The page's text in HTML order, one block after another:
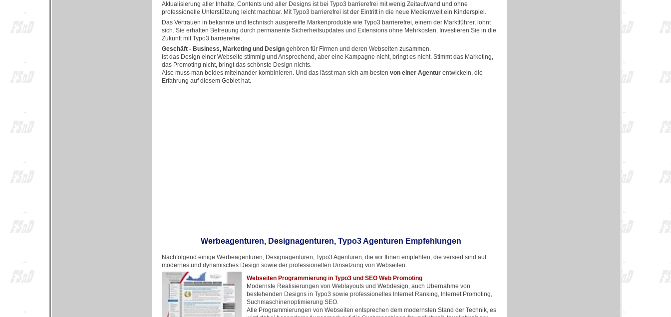
Aktualisierung aller Inhalte, Contents und aller Designs ist bei Typo3 barrierefrei mit wenig Zeitaufwand und ohne
professionelle Unterstützung leicht machbar. Mit Typo3 barrierefrei ist der Eintritt in die neue Medienwelt ein Kinderspiel.
Das Vertrauen in bekannte und technisch ausgereifte Markenprodukte wie Typo3 barrierefrei, einem der Marktführer, lohnt
sich. Sie erhalten Betreuung durch permanente Sicherheitsupdates und Extensions ohne Mehrkosten. Investieren Sie in die
Zukunft mit Typo3 barrierefrei.
Geschäft - Business, Marketing und Design gehören für Firmen und deren Webseiten zusammen.
Ist das Design einer Webseite stimmig und Ansprechend, aber eine Kampagne nicht, bringt es nicht. Stimmt das Marketing,
das Promoting nicht, bringt das schönste Design nichts.
Also muss man beides miteinander kombinieren. Und das lässt man sich am besten von einer Agentur entwickeln, die
Erfahrung auf diesem Gebiet hat.
Werbeagenturen, Designagenturen, Typo3 Agenturen Empfehlungen
Nachfolgend einige Werbeagenturen, Designagenturen, Typo3 Agenturen, die wir Ihnen empfehlen, die versiert sind auf
modernes und dynamisches Design sowie der professionellen Umsetzung von Webseiten.
Webseiten Programmierung in Typo3 und SEO Web Promoting
Modernste Realisierungen von Weblayouts und Webdesign, auch Übernahme von
bestehenden Designs in Typo3 sowie professionelles Internet Ranking, Internet Promoting,
Suchmaschinenoptimierung SEO.
Alle Programmierungen von Webseiten entsprechen dem modernsten Stand der Technik, es